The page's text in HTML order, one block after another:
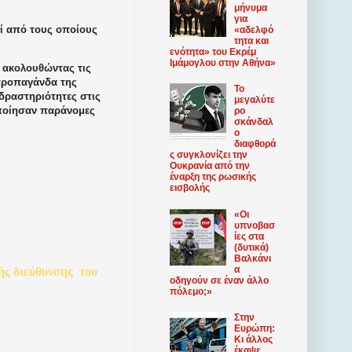
από τους οποίους
τις
της
στις
παράνομες
διεύθυνσης του
μήνυμα
για
«αδελφό
τητα και
ενότητα» του Εκρέμ
Ιμάμογλου στην Αθήνα»
Το
μεγαλύτε
ρο
σκάνδαλ
ο
διαφθορά
ς συγκλονίζει την
Ουκρανία από την
έναρξη της ρωσικής
εισβολής
«Οι
υπνοβασ
ίες στα
(δυτικά)
Βαλκάνι
α
οδηγούν σε έναν άλλο
πόλεμο;»
Στην
Ευρώπη:
Κι άλλος